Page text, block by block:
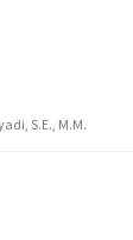
S.E., M.M.